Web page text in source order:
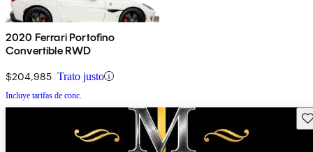
2020 Ferrari Portofino
Convertible RWD
$204,985 Trato justo
Incluye tarifas de conc.